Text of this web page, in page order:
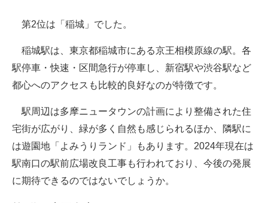
第2位は「稲城」でした。
稲城駅は、東京都稲城市にある京王相模原線の駅。各
駅停車・快速・区間急行が停車し、新宿駅や渋谷駅など
都心へのアクセスも比較的良好なのが特徴です。
駅周辺は多摩ニュータウンの計画により整備された住
宅街が広がり、緑が多く自然も感じられるほか、隣駅に
は遊園地「よみうりランド」もあります。2024年現在は
駅南口の駅前広場改良工事も行われており、今後の発展
に期待できるのではないでしょうか。